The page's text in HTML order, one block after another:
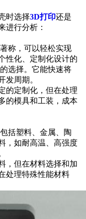
时选择3D打印还是
进行分析：
称，可以轻松实现
性化、定制化设计的
选择。它能快速将
发周期。
定制化，但在处理
的模具和工装，成本
括塑料、金属、陶
，如耐高温、高强度
但在材料选择和加
处理特殊性能材料